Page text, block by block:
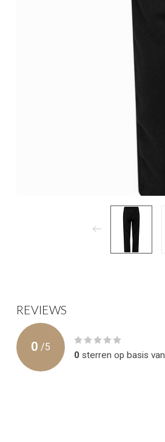
REVIEWS
0 /5
0 sterren op basis van